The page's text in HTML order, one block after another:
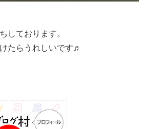
しております。
たらうれしいです♬